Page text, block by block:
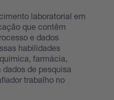
laboratorial em
que contêm
e dados
habilidades
farmácia,
de pesquisa
trabalho no